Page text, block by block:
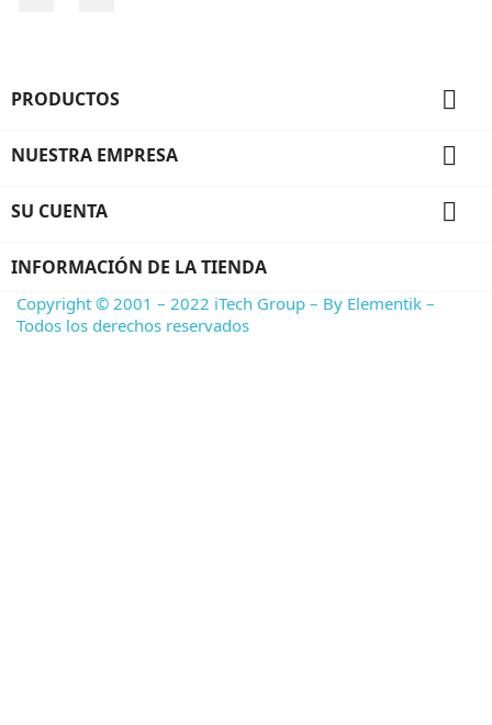
PRODUCTOS 
NUESTRA EMPRESA 
SU CUENTA 
INFORMACIÓN DE LA TIENDA
Copyright © 2001 – 2022 iTech Group – By Elementik –
Todos los derechos reservados